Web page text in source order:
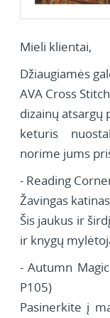
Mieli klientai,
Džiaugiamės
AVA Cross
dizainų atsargų
keturis
norime jums
- Reading
Žavingas
Šis jaukus ir
ir knygų
- Autumn
P105)
Pasinerkite į